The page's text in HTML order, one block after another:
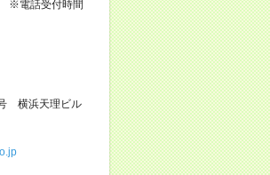
※電話受付時間
横浜天理ビル